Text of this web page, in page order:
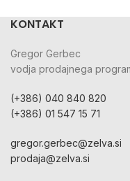
KONTAKT
Gregor Gerbec
vodja prodajnega
(+386) 040 840 820
(+386) 01 547 15 71
gregor.gerbec@zelva.si
prodaja@zelva.si